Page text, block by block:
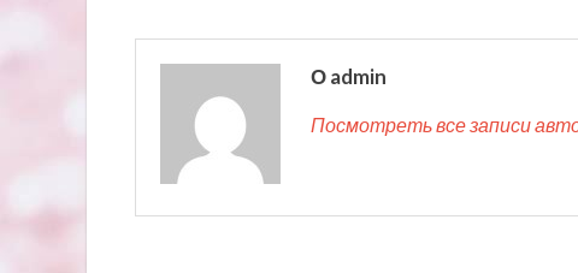
О admin
Посмотреть все записи